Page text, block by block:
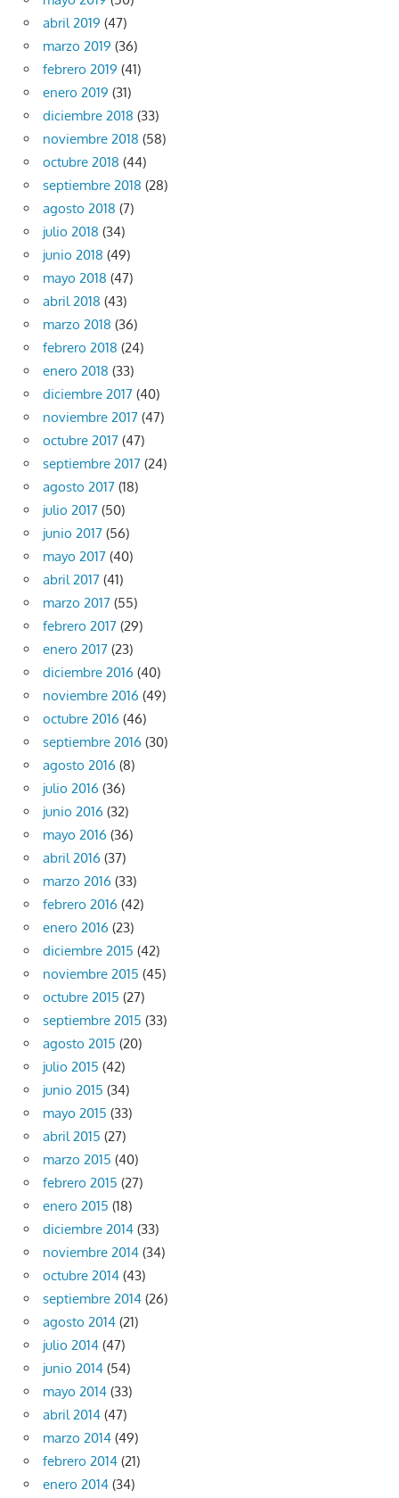
abril 2019 (47)
marzo 2019 (36)
febrero 2019 (41)
enero 2019 (31)
diciembre 2018 (33)
noviembre 2018 (58)
octubre 2018 (44)
septiembre 2018 (28)
agosto 2018 (7)
julio 2018 (34)
junio 2018 (49)
mayo 2018 (47)
abril 2018 (43)
marzo 2018 (36)
febrero 2018 (24)
enero 2018 (33)
diciembre 2017 (40)
noviembre 2017 (47)
octubre 2017 (47)
septiembre 2017 (24)
agosto 2017 (18)
julio 2017 (50)
junio 2017 (56)
mayo 2017 (40)
abril 2017 (41)
marzo 2017 (55)
febrero 2017 (29)
enero 2017 (23)
diciembre 2016 (40)
noviembre 2016 (49)
octubre 2016 (46)
septiembre 2016 (30)
agosto 2016 (8)
julio 2016 (36)
junio 2016 (32)
mayo 2016 (36)
abril 2016 (37)
marzo 2016 (33)
febrero 2016 (42)
enero 2016 (23)
diciembre 2015 (42)
noviembre 2015 (45)
octubre 2015 (27)
septiembre 2015 (33)
agosto 2015 (20)
julio 2015 (42)
junio 2015 (34)
mayo 2015 (33)
abril 2015 (27)
marzo 2015 (40)
febrero 2015 (27)
enero 2015 (18)
diciembre 2014 (33)
noviembre 2014 (34)
octubre 2014 (43)
septiembre 2014 (26)
agosto 2014 (21)
julio 2014 (47)
junio 2014 (54)
mayo 2014 (33)
abril 2014 (47)
marzo 2014 (49)
febrero 2014 (21)
enero 2014 (34)